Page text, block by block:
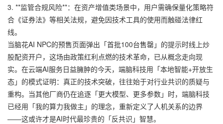
3. **监管合规风险**：在资产增值类场景中，用户需确保量化策略符
合《证券法》等相关法规，避免因技术工具的使用而触碰法律红
线。
当脑花AI NPC的预售页面弹出「首批100台售罄」的提示时线上炒
股配资开户，这场由政策红利点燃的技术革命，已从概念走向现
实。在云端AI服务日益臃肿的今天，端脑科技用「本地智能+开放生
态」的模式证明：真正的技术突破，往往始于对行业共识的质疑与
重构。当其他厂商仍在追逐「更大模型、更多参数」时，端脑科技
已经用「我的算力我做主」的理念，重新定义了人机关系的边界
——这或许才是AI时代最珍贵的「反共识」智慧。